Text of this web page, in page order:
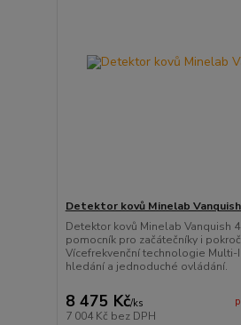
Detektor kovů Minelab
Detektor kovů Minelab Vanquish
pomocník pro začátečníky i
Vícefrekvenční technologie Multi-
hledání a jednoduché ovládání.
8 475 Kč/ks
7 004 Kč bez DPH